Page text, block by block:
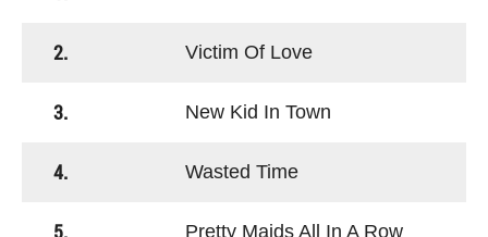
2. Victim Of Love
3. New Kid In Town
4. Wasted Time
Pretty Maids All In A Row